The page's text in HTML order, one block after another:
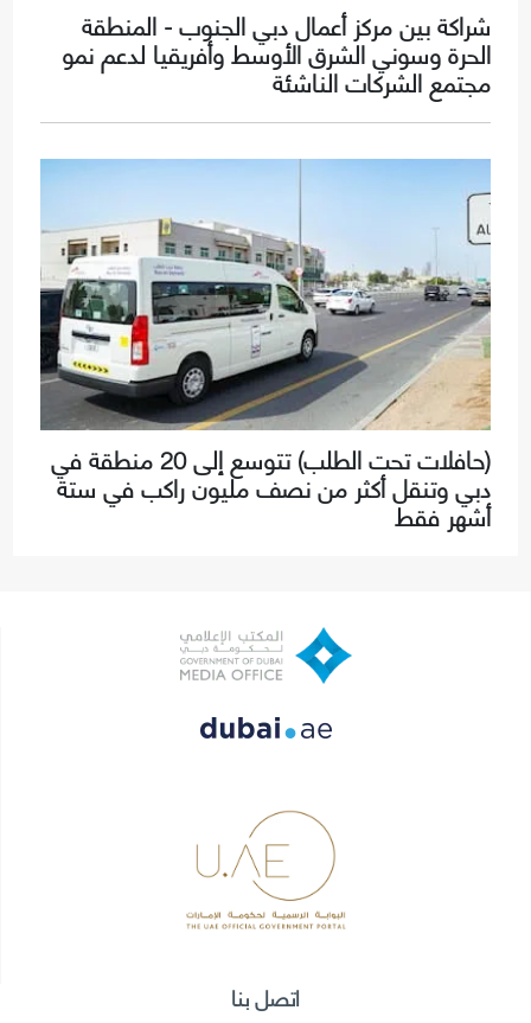
شراكة بين مركز أعمال دبي الجنوب - المنطقة
الحرة وسوني الشرق الأوسط وأفريقيا لدعم نمو
مجتمع الشركات الناشئة
(حافلات تحت الطلب) تتوسع إلى 20 منطقة في
دبي وتنقل أكثر من نصف مليون راكب في ستة
أشهر فقط
اتصل بنا